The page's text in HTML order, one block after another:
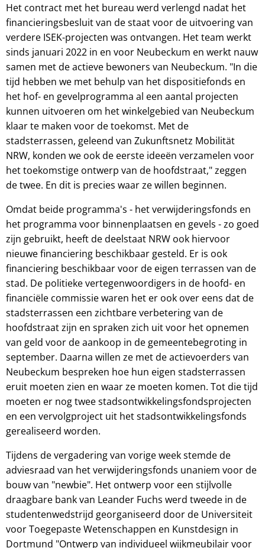
Het contract met het bureau werd verlengd nadat het
financieringsbesluit van de staat voor de uitvoering van
verdere ISEK-projecten was ontvangen. Het team werkt
sinds januari 2022 in en voor Neubeckum en werkt nauw
samen met de actieve bewoners van Neubeckum. "In die
tijd hebben we met behulp van het dispositiefonds en
het hof- en gevelprogramma al een aantal projecten
kunnen uitvoeren om het winkelgebied van Neubeckum
klaar te maken voor de toekomst. Met de
stadsterrassen, geleend van Zukunftsnetz Mobilität
NRW, konden we ook de eerste ideeën verzamelen voor
het toekomstige ontwerp van de hoofdstraat," zeggen
de twee. En dit is precies waar ze willen beginnen.
Omdat beide programma's - het verwijderingsfonds en
het programma voor binnenplaatsen en gevels - zo goed
zijn gebruikt, heeft de deelstaat NRW ook hiervoor
nieuwe financiering beschikbaar gesteld. Er is ook
financiering beschikbaar voor de eigen terrassen van de
stad. De politieke vertegenwoordigers in de hoofd- en
financiële commissie waren het er ook over eens dat de
stadsterrassen een zichtbare verbetering van de
hoofdstraat zijn en spraken zich uit voor het opnemen
van geld voor de aankoop in de gemeentebegroting in
september. Daarna willen ze met de actievoerders van
Neubeckum bespreken hoe hun eigen stadsterrassen
eruit moeten zien en waar ze moeten komen. Tot die tijd
moeten er nog twee stadsontwikkelingsfondsprojecten
en een vervolgproject uit het stadsontwikkelingsfonds
gerealiseerd worden.
Tijdens de vergadering van vorige week stemde de
adviesraad van het verwijderingsfonds unaniem voor de
bouw van "newbie". Het ontwerp voor een stijlvolle
draagbare bank van Leander Fuchs werd tweede in de
studentenwedstrijd georganiseerd door de Universiteit
voor Toegepaste Wetenschappen en Kunstdesign in
Dortmund "Ontwerp van individueel wijkmeubilair voor